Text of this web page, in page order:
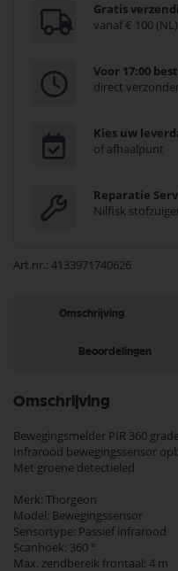
Gratis
vanaf € 100 (NL)
Voor 17:00
direct
Kies uw
of afhaalpunt
Reparatie
Nilfisk
Art.nr. 4133971740626
Omschrijving
Beoordelingen
Omschrijving
Bewegingsmelder PIR 360
Infrarood bewegingssensor
Met groene detectieled
Merk: Thorgeon
Model: Bewegingssensor
Sensortype: Passief infrarood
Scanhoek: 360 °
Max. zendbereik frontaal: 4 m